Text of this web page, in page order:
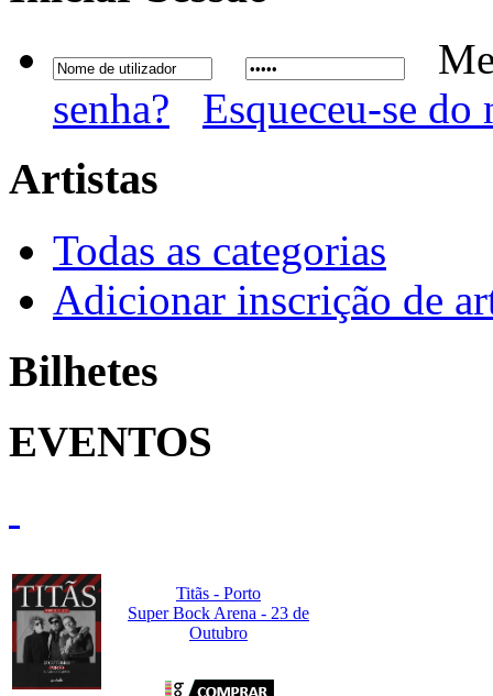
senha?
Esqueceu-se
Artistas
Todas as categorias
Adicionar inscrição de
Bilhetes
EVENTOS
Titãs - Porto
Super Bock Arena - 23 de
Outubro